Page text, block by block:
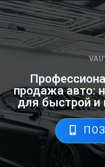
продажа авто:
для быстрой и